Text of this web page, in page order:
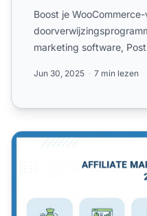
Boost je
marketing software,
Jun 30, 2025 7 min lezen
Voordelen van Affiliate